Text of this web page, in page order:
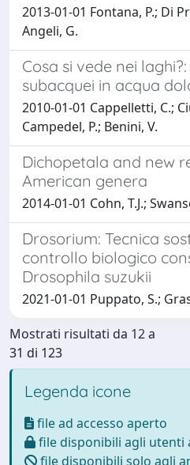
2013-01-01 Fontana, P.; Di
Angeli, G.
Cosa si vede nei
subacquei in acqua
2010-01-01 Cappelletti, C.;
Campedel, P.; Benini, V.
Dichopetala and new
American genera
2014-01-01 Cohn, T.J.;
Drosorium: Tecnica
controllo biologico
Drosophila suzukii
2021-01-01 Puppato, S.;
Mostrati risultati da 12 a
31 di 123
Legenda icone
file ad accesso aperto
file disponibili agli utenti
file disponibili solo agli